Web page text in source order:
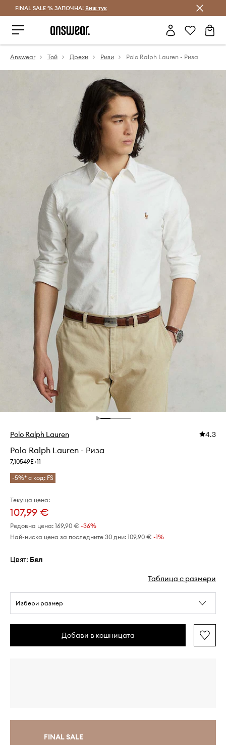
Спестявай с Answear Club
FINAL SALE % ЗАПОЧНА! Виж тук
Answear Той Дрехи Ризи Polo Ralph Lauren - Риза
Polo Ralph Lauren 4.3
Polo Ralph Lauren - Риза
7,10549E+11
-5%* с код: FS
Текуща цена:
107,99 €
Редовна цена: 169,90 € -36%
Най-ниска цена за последните 30 дни: 109,90 € -1%
Цвят: бял
Таблица с размери
Избери размер
Добави в кошницата
FINAL SALE